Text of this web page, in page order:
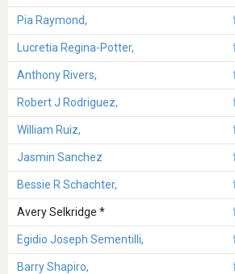
Pia Raymond,
Lucretia Regina-Potter,
Anthony Rivers,
Robert J Rodriguez,
William Ruiz,
Jasmin Sanchez
Bessie R Schachter,
Avery Selkridge *
Egidio Joseph Sementilli,
Barry Shapiro,